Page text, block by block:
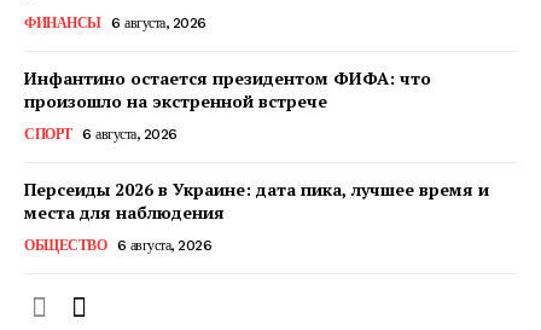
ФИНАНСЫ 6 августа, 2026
Инфантино остается президентом ФИФА: что
произошло на экстренной встрече
СПОРТ 6 августа, 2026
Персеиды 2026 в Украине: дата пика, лучшее время и
места для наблюдения
ОБЩЕСТВО 6 августа, 2026